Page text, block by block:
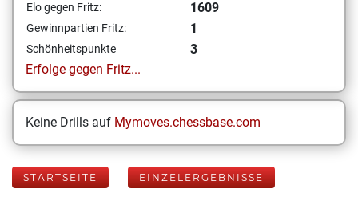
Elo gegen Fritz: 1609
Gewinnpartien Fritz: 1
Schönheitspunkte
3
Erfolge gegen Fritz...
Keine Drills auf Mymoves.chessbase.com
STARTSEITE EINZELERGEBNISSE